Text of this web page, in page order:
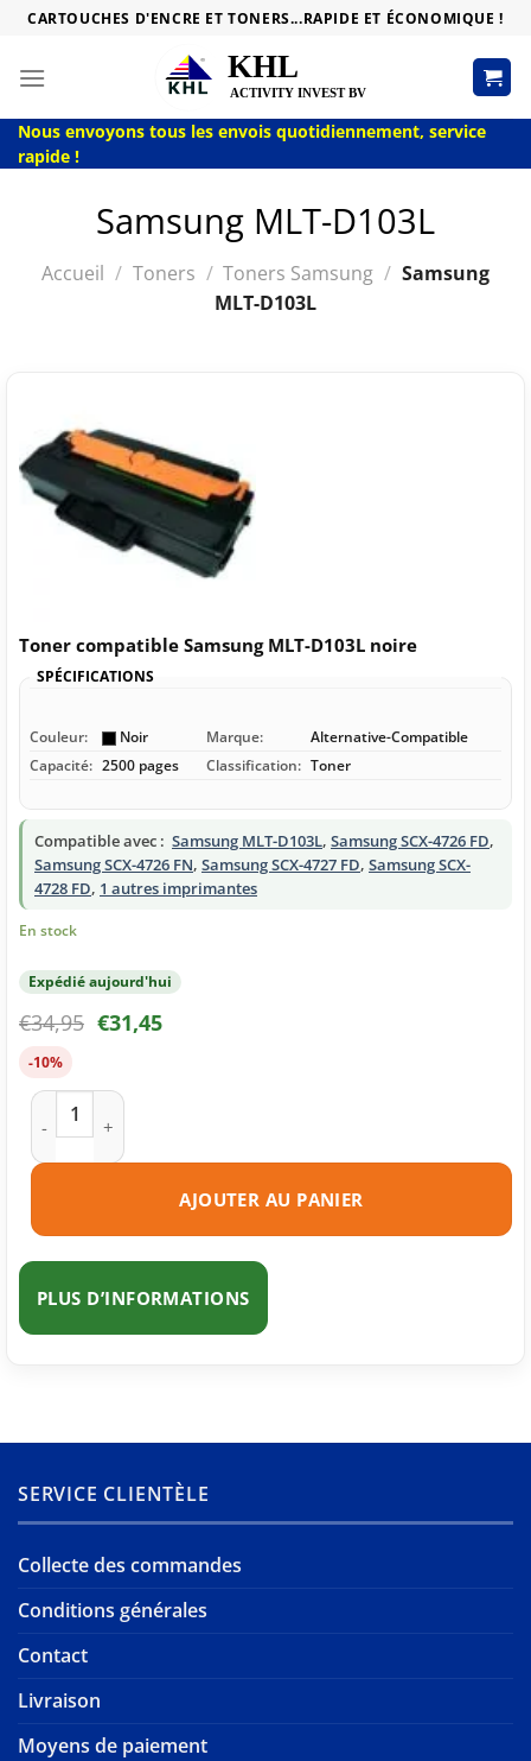
Passer
contenu
CARTOUCHES D'ENCRE ET TONERS...RAPIDE ET ÉCONOMIQUE !
Nous envoyons tous les envois quotidiennement, service
rapide !
Samsung MLT-D103L
Accueil / Toners / Toners Samsung / Samsung
MLT-D103L
Toner compatible Samsung MLT-D103L noire
SPÉCIFICATIONS
Couleur: Noir Marque:
Alternative-Compatible
Capacité: 2500 pages Classification: Toner
Compatible avec : Samsung MLT-D103L, Samsung SCX-4726 FD,
Samsung SCX-4726 FN, Samsung SCX-4727 FD, Samsung SCX-
4728 FD, 1 autres imprimantes
En stock
Expédié aujourd'hui
€34,95 €31,45
-10%
quantité de Toner compatible Samsung MLT-D103L noire
AJOUTER AU PANIER
PLUS D’INFORMATIONS
SERVICE CLIENTÈLE
Collecte des commandes
Conditions générales
Contact
Livraison
Moyens de paiement